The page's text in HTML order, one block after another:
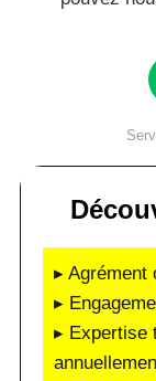
▸ Agrément
▸
▸ Expertise